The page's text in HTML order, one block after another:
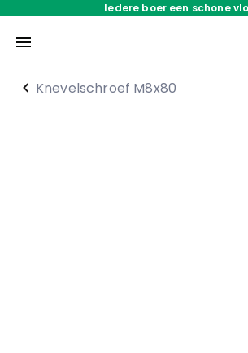
Iedere boer een schone
Knevelschroef M8x80